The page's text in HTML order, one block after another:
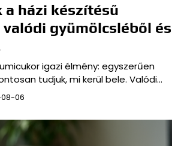
házi készítésű
gyümölcsléből és
igazi élmény: egyszerűen
tudjuk, mi kerül bele. Valódi…
06